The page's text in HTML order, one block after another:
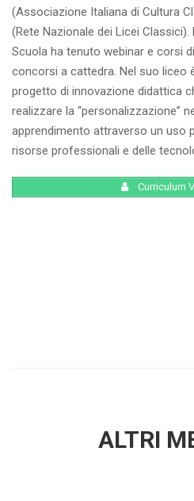
(Associazione Italiana di Cultura
(Rete Nazionale dei Licei Classici).
Scuola ha tenuto webinar e corsi
concorsi a cattedra. Nel suo liceo
progetto di innovazione didattica
realizzare la “personalizzazione”
apprendimento attraverso un uso
risorse professionali e delle
Curriculum
ALTRI